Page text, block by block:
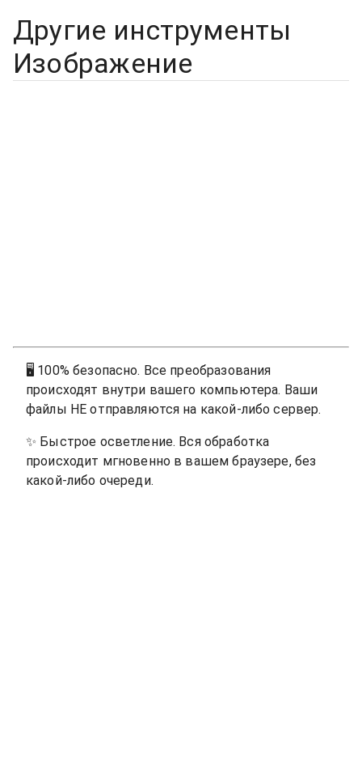
Другие инструменты
Изображение
🖥 100% безопасно. Все преобразования
происходят внутри вашего компьютера. Ваши
файлы НЕ отправляются на какой-либо сервер.
✨ Быстрое осветление. Вся обработка
происходит мгновенно в вашем браузере, без
какой-либо очереди.